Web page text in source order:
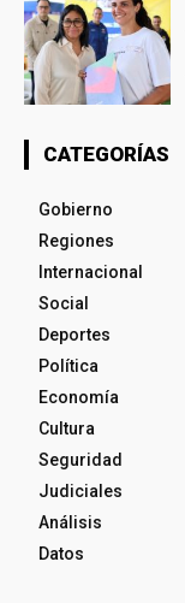
CATEGORÍAS
Gobierno
Regiones
Internacional
Social
Deportes
Política
Economía
Cultura
Seguridad
Judiciales
Análisis
Datos